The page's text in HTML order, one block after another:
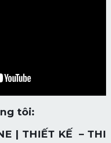
tôi:
| THIẾT KẾ – THI